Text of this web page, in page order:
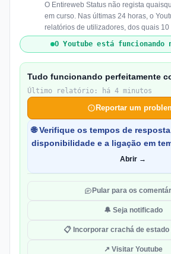
O Entireweb Status não regista
em curso. Nas últimas 24 horas, o
relatórios de utilizadores, dos quais
O Youtube está funcionando
Tudo funcionando perfeitamente
Último relatório: há 4 minutos
Reportar um
🌐 Verifique os tempos de
disponibilidade e a ligação em
Abrir →
Pular para os
🔔 Seja notificado
📋 Incorporar crachá de estado
↗ Visitar Youtube